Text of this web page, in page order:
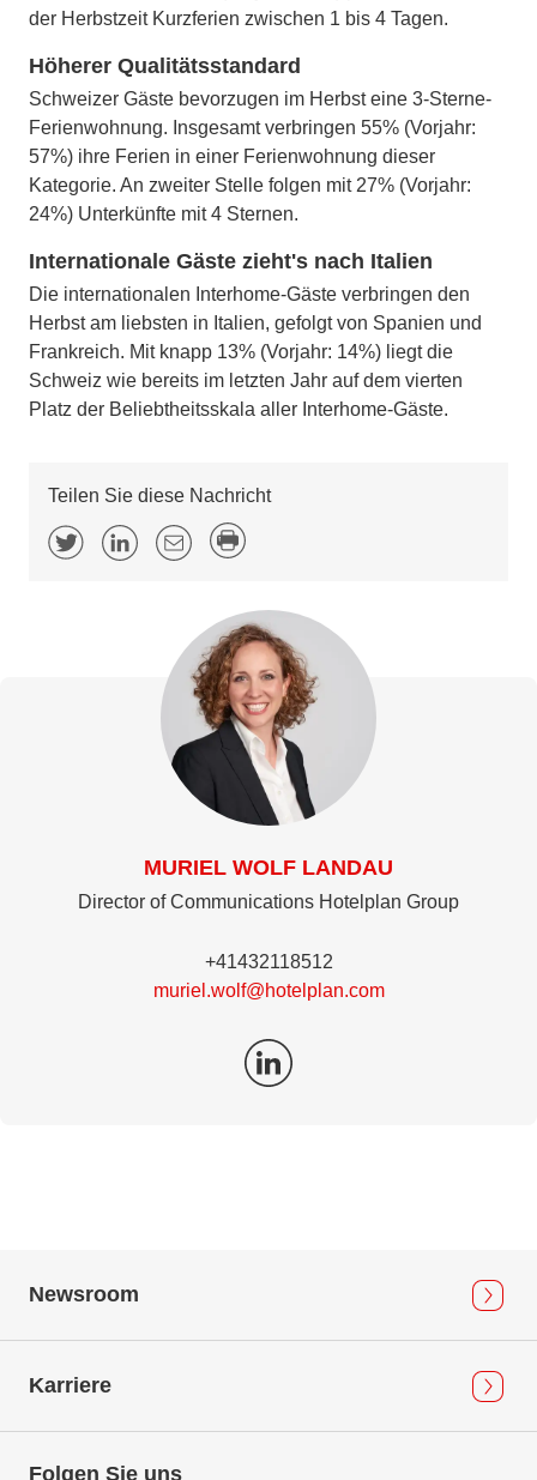
der Herbstzeit Kurzferien zwischen 1 bis 4 Tagen.
Höherer Qualitätsstandard
Schweizer Gäste bevorzugen im Herbst eine 3-Sterne-
Ferienwohnung. Insgesamt verbringen 55% (Vorjahr:
57%) ihre Ferien in einer Ferienwohnung dieser
Kategorie. An zweiter Stelle folgen mit 27% (Vorjahr:
24%) Unterkünfte mit 4 Sternen.
Internationale Gäste zieht's nach Italien
Die internationalen Interhome-Gäste verbringen den
Herbst am liebsten in Italien, gefolgt von Spanien und
Frankreich. Mit knapp 13% (Vorjahr: 14%) liegt die
Schweiz wie bereits im letzten Jahr auf dem vierten
Platz der Beliebtheitsskala aller Interhome-Gäste.
Teilen Sie diese Nachricht
MURIEL WOLF LANDAU
Director of Communications Hotelplan Group
+41432118512
muriel.wolf@hotelplan.com
Newsroom
Karriere
Folgen Sie uns